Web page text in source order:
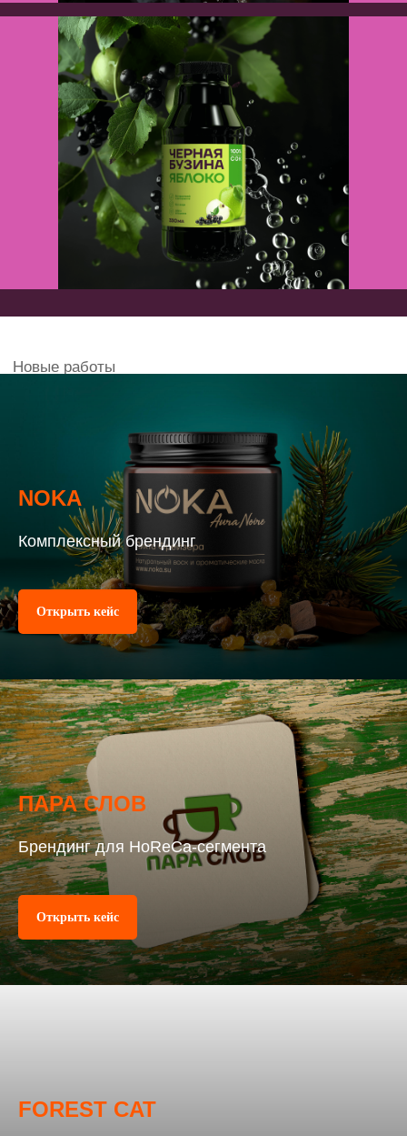
NOKA
Комплексный брендинг
Открыть кейс
ПАРА СЛОВ
Брендинг для HoReCa‑сегмента
Открыть кейс
FOREST CAT